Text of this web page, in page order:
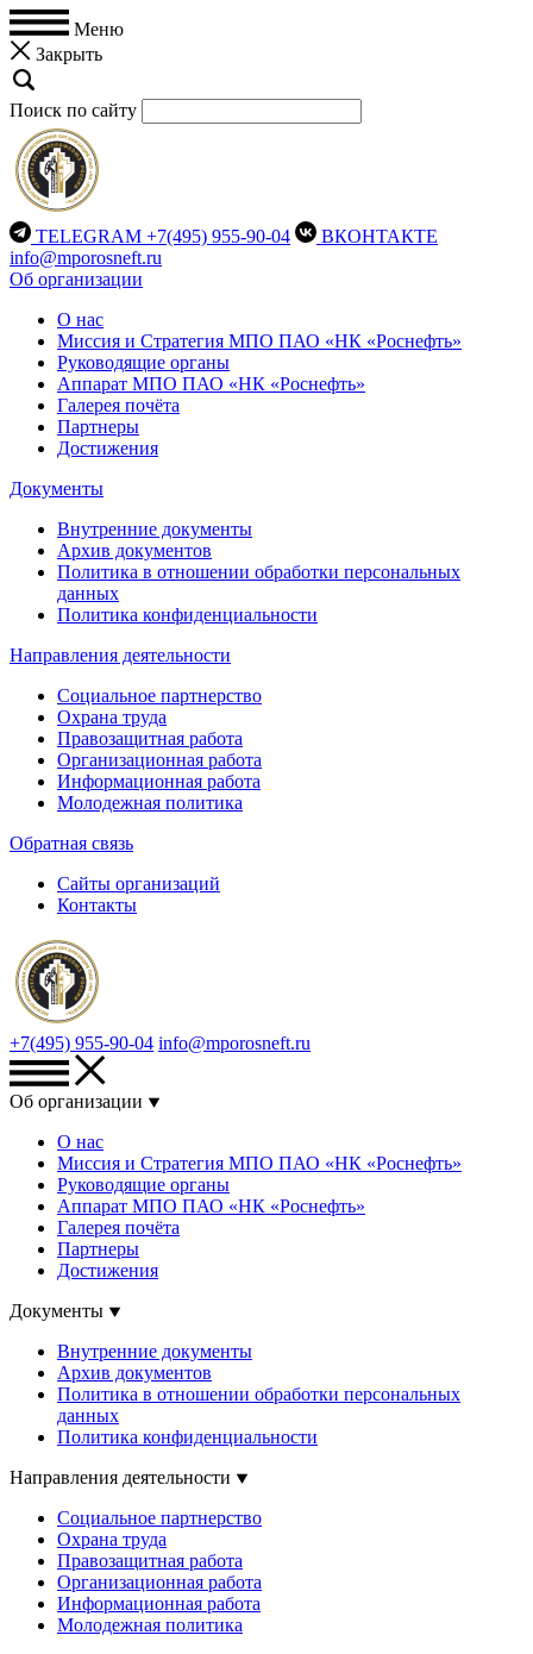
Меню
Закрыть
Поиск по сайту
TELEGRAM +7(495) 955-90-04
ВКОНТАКТЕ
info@mporosneft.ru
Об организации
О нас
Миссия и Стратегия МПО ПАО «НК «Роснефть»
Руководящие органы
Аппарат МПО ПАО «НК «Роснефть»
Галерея почёта
Партнеры
Достижения
Документы
Внутренние документы
Архив документов
Политика в отношении обработки персональных
данных
Политика конфиденциальности
Направления деятельности
Социальное партнерство
Охрана труда
Правозащитная работа
Организационная работа
Информационная работа
Молодежная политика
Обратная связь
Сайты организаций
Контакты
+7(495) 955-90-04 info@mporosneft.ru
Об организации
О нас
Миссия и Стратегия МПО ПАО «НК «Роснефть»
Руководящие органы
Аппарат МПО ПАО «НК «Роснефть»
Галерея почёта
Партнеры
Достижения
Документы
Внутренние документы
Архив документов
Политика в отношении обработки персональных
данных
Политика конфиденциальности
Направления деятельности
Социальное партнерство
Охрана труда
Правозащитная работа
Организационная работа
Информационная работа
Молодежная политика